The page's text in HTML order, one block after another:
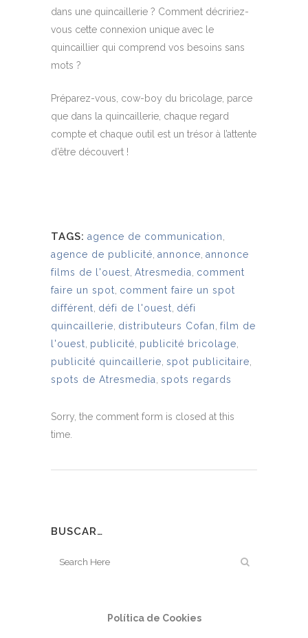
dans une quincaillerie ? Comment décririez-
vous cette connexion unique avec le
quincaillier qui comprend vos besoins sans
mots ?
Préparez-vous, cow-boy du bricolage, parce
que dans la quincaillerie, chaque regard
compte et chaque outil est un trésor à l’attente
d’être découvert !
TAGS: agence de communication
agence de publicité annonce annonce
films de l'ouest Atresmedia
comment
faire un spot comment faire un spot
différent défi de l'ouest défi
quincaillerie distributeurs Cofan film de
l'ouest publicité publicité bricolage
publicité quincaillerie spot publicitaire
spots de Atresmedia spots regards
Sorry, the comment form is closed at this
time.
BUSCAR…
Política de Cookies